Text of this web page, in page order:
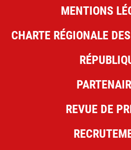
MENTIONS
CHARTE RÉGIONALE
REVUE DE